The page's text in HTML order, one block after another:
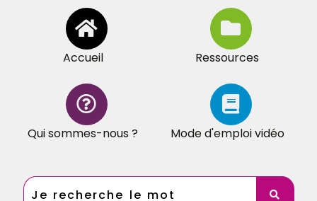
Accueil Ressources
Qui sommes-nous ? Mode d'emploi vidéo